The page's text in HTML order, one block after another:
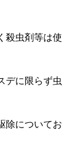
殺虫剤等は使
デに限らず虫
除についてお